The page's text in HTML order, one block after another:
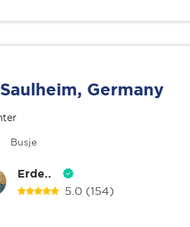
Saulheim, Germany
Busje
Erde..
5.0 (154)